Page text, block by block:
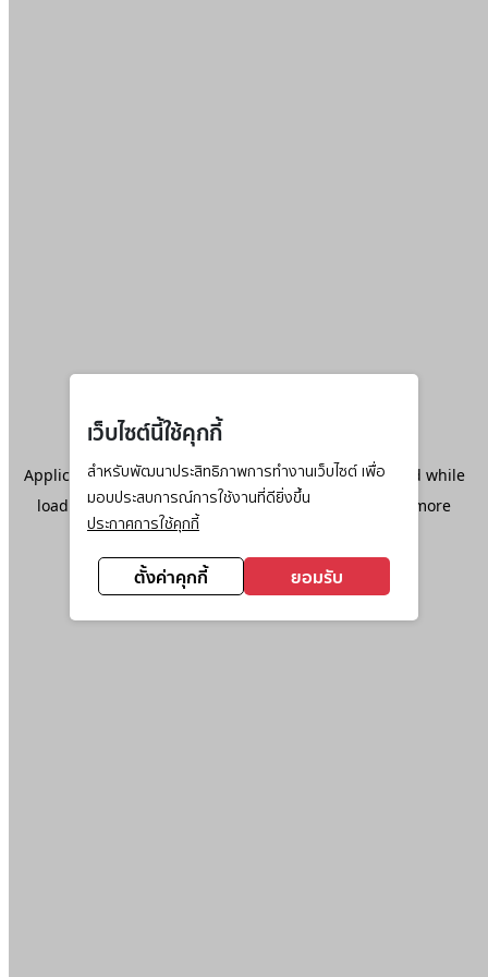
เว็บไซต์นี้ใช้คุกกี้
สำหรับพัฒนาประสิทธิภาพการทำงานเว็บไซต์ เพื่อ
มอบประสบการณ์การใช้งานที่ดียิ่งขึ้น
ประกาศการใช้คุกกี้
ตั้งค่าคุกกี้ ยอมรับ
Application error: aclient-side exception has occurred while
loadingwww.ktc.co.th(see the browser console
for more
information).